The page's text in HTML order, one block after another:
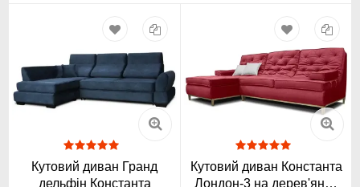
Безкоштовний проект меблевого гарнітура, під час
$ Тільки фабрична вигідна ціна;
⚿ Обслуговування під ключ – все включено до договору.
Київ-Меблі™: м. Київ вул. Богдана Гаврилишина 16
Телефон, Viber, WhatsApp, Telegram:
☎ +380(068) 873-
Телефонуйте допоможемо вибрати найкращий варіант.
Інтернет-магазин Київ-Меблі™, в Києві надає великий
Кутовий диван Гранд
дельфін Константа
Кутовий диван Константа
Лондон-3 на дерев'яних